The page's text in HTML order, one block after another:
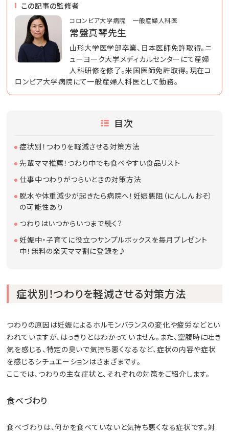
この記事の監修者
コロンビア大学病院 一般産婦人科医
常盤真琴先生
山形大学医学部卒業、日本医師免許取得。ニ
ューヨーク大学メディカルセンターにて産婦
人科研修を修了。米国医師免許取得。現在コ
ロンビア大学病院にて一般産婦人科医として勤務。
目次
症状別！つわりを軽減させる対策方法
先輩ママ推薦！つわり中でも食べやすい食品リスト
仕事中つわりがつらいときの対策方法
脱水や体重減少が起きたら病院へ！妊娠悪阻（にんしんおそ）
の可能性あり
つわりはいつからいつまで続く？
妊娠中・子育てに役立つサンプルボックスを毎月プレゼント
中！無料の楽天ママ割に登録を♪
症状別！つわりを軽減させる対策方法
つわりの原因は妊娠によるホルモンバランスの変化や疲労などとい
われていますが、はっきりとはわかっていません。また、空腹時に吐き
気を感じる、特定の臭いで気持ち悪くなるなど、症状の内容や症状
を感じるシチュエーションはさまざまです。
ここでは、つわりの主な症状と、それぞれの対策をご紹介します。
食べづわり
食べづわりは、何かを食べていないと気持ち悪くなる症状です。対